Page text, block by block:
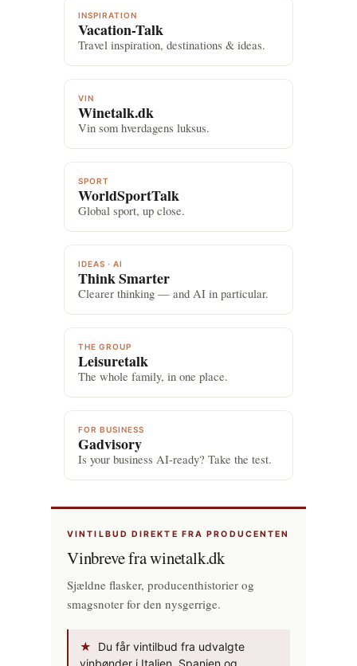
INSPIRATION
Vacation-Talk
Travel inspiration, destinations & ideas.
VIN
Winetalk.dk
Vin som hverdagens luksus.
SPORT
WorldSportTalk
Global sport, up close.
IDEAS · AI
Think Smarter
Clearer thinking — and AI in particular.
THE GROUP
Leisuretalk
The whole family, in one place.
FOR BUSINESS
Gadvisory
Is your business AI-ready? Take the test.
VINTILBUD DIREKTE FRA PRODUCENTEN
Vinbreve fra winetalk.dk
Sjældne flasker, producenthistorier og
smagsnoter for den nysgerrige.
★
Du får vintilbud fra udvalgte
vinbønder i Italien, Spanien og